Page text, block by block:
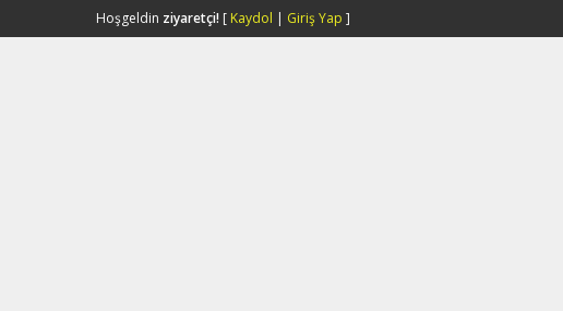
Hoşgeldin ziyaretçi! [ Kaydol | Giriş Yap ]